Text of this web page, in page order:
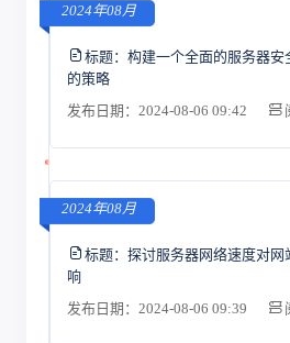
2024年08月
标题： 构建一个全面的服务器安
的策略
发布日期：2024-08-06 09:42
2024年08月
标题： 探讨服务器网络速度对网
响
发布日期：2024-08-06 09:39